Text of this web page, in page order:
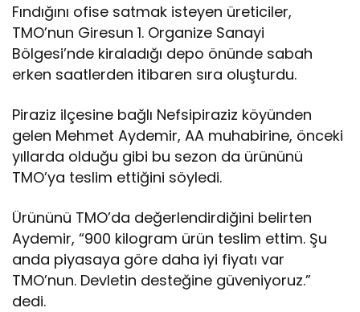
Fındığını ofise satmak isteyen üreticiler,
TMO’nun Giresun 1. Organize Sanayi
Bölgesi’nde kiraladığı depo önünde sabah
erken saatlerden itibaren sıra oluşturdu.
Piraziz ilçesine bağlı Nefsipiraziz köyünden
gelen Mehmet Aydemir, AA muhabirine, önceki
yıllarda olduğu gibi bu sezon da ürününü
TMO’ya teslim ettiğini söyledi.
Ürününü TMO’da değerlendirdiğini belirten
Aydemir, “900 kilogram ürün teslim ettim. Şu
anda piyasaya göre daha iyi fiyatı var
TMO’nun. Devletin desteğine güveniyoruz.”
dedi.